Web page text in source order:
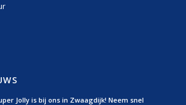
Jolly is bij ons in Zwaagdijk! Neem snel